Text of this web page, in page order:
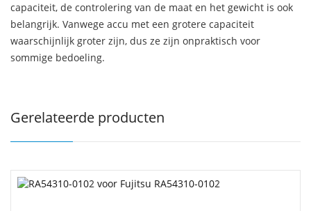
capaciteit, de controlering van de maat en het gewicht is ook
belangrijk. Vanwege accu met een grotere capaciteit
waarschijnlijk groter zijn, dus ze zijn onpraktisch voor
sommige bedoeling.
Gerelateerde producten